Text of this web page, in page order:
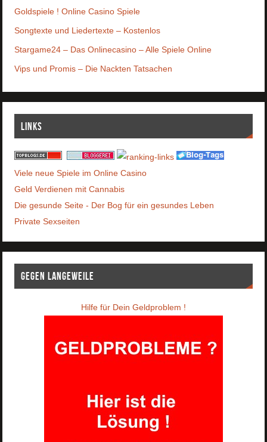
Goldspiele ! Online Casino Spiele
Songtexte und Liedertexte – Kostenlos
Stargame24 – Das Onlinecasino – Alle Spiele Online
Vips und Promis – Die Nackten Tatsachen
Links
Viele neue Spiele im Online Casino
Geld Verdienen mit Cannabis
Die gesunde Seite - Der Bog für ein gesundes Leben
Private Sexseiten
Gegen Langeweile
Hilfe für Dein Geldproblem !